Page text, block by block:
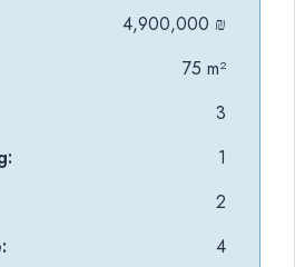
4,900,000 ₪
75 m²
3
1
2
4